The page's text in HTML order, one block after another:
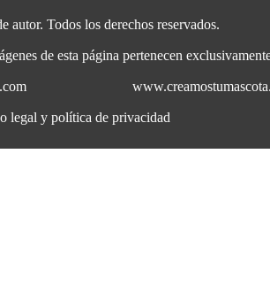
autor. Todos los derechos reservados.
de esta página pertenecen
legal y política de privacidad